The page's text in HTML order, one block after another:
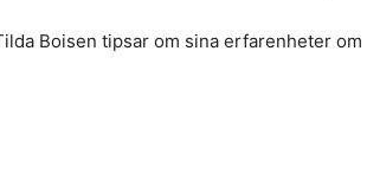
Boisen tipsar om sina erfarenheter om